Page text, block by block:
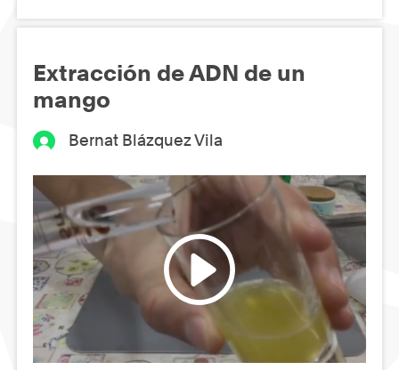
Extracción de ADN de un
mango
Bernat Blázquez Vila